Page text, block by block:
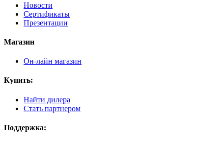
Новости
Сертификаты
Презентации
Магазин
Он-лайн магазин
Купить:
Найти дилера
Стать партнером
Поддержка: